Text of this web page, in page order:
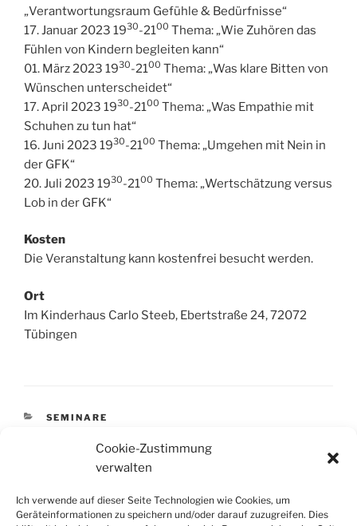
Cookie-Zustimmung
verwalten
Ich verwende auf dieser Seite Technologien wie Cookies, um
Geräteinformationen zu speichern und/oder darauf zuzugreifen. Dies
„Verantwortungsraum Gefühle & Bedürfnisse“
17. Januar 2023 1930-2100 Thema: „Wie Zuhören das
Fühlen von Kindern begleiten kann“
01. März 2023 1930-2100 Thema: „Was klare Bitten von
Wünschen unterscheidet“
17. April 2023 1930-2100 Thema: „Was Empathie mit
Schuhen zu tun hat“
16. Juni 2023 1930-2100 Thema: „Umgehen mit Nein in
der GFK“
20. Juli 2023 1930-2100 Thema: „Wertschätzung versus
Lob in der GFK“
Kosten
Die Veranstaltung kann kostenfrei besucht werden.
Ort
Im Kinderhaus Carlo Steeb, Ebertstraße 24, 72072
Tübingen
KATEGORIEN
SEMINARE
Beitragsnavigation
Vorheriger
ZURÜCK